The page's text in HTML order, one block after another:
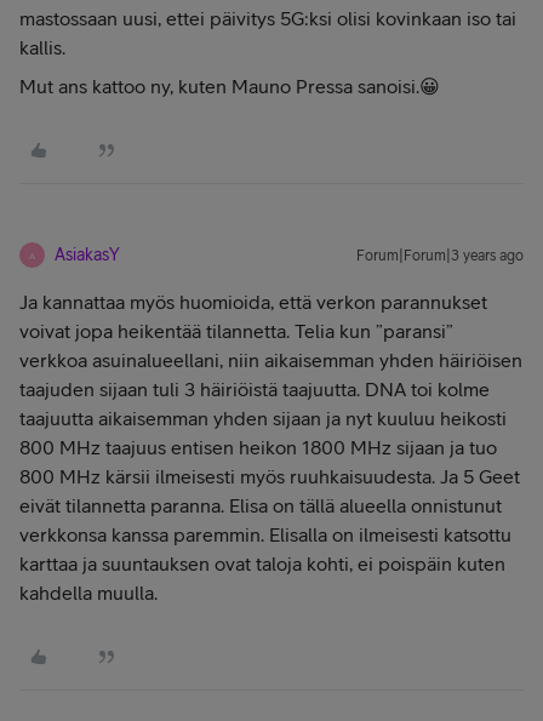
mastossaan uusi, ettei päivitys 5G:ksi olisi kovinkaan iso tai
kallis.
Mut ans kattoo ny, kuten Mauno Pressa sanoisi.😀
A AsiakasY Forum|Forum|3 years ago
Ja kannattaa myös huomioida, että verkon parannukset
voivat jopa heikentää tilannetta. Telia kun ”paransi”
verkkoa asuinalueellani, niin aikaisemman yhden häiriöisen
taajuden sijaan tuli 3 häiriöistä taajuutta. DNA toi kolme
taajuutta aikaisemman yhden sijaan ja nyt kuuluu heikosti
800 MHz taajuus entisen heikon 1800 MHz sijaan ja tuo
800 MHz kärsii ilmeisesti myös ruuhkaisuudesta. Ja 5 Geet
eivät tilannetta paranna. Elisa on tällä alueella onnistunut
verkkonsa kanssa paremmin. Elisalla on ilmeisesti katsottu
karttaa ja suuntauksen ovat taloja kohti, ei poispäin kuten
kahdella muulla.